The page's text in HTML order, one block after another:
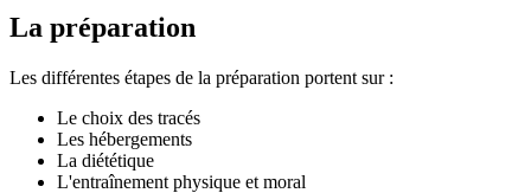
La préparation
Les différentes étapes de la préparation portent sur :
Le choix des tracés
Les hébergements
La diététique
L'entraînement physique et moral